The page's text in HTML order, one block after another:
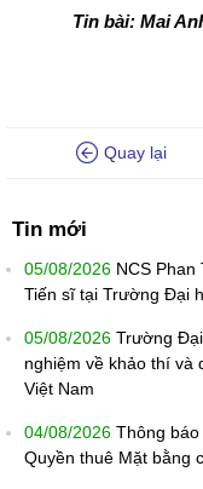
Tin bài: Mai
Quay lại
Tin mới
05/08/2026 NCS Phan
Tiến sĩ tại Trường Đại
05/08/2026 Trường
nghiệm về khảo thí và
Việt Nam
04/08/2026 Thông
Quyền thuê Mặt bằng